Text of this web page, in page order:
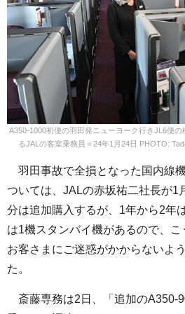
A350-1000初便の羽田発ニューヨーク行きJL6便
るJALの客室乗務員＝24年1月24日 PHOTO:
羽田事故で全損となった国内線
ついては、JALの赤坂祐二社長が1
分は追加購入するが、1年から2年
は1機スタンバイ機があるので、
お客さまにご迷惑がかからないよ
た。
斎藤専務は2日、「追加のA350-